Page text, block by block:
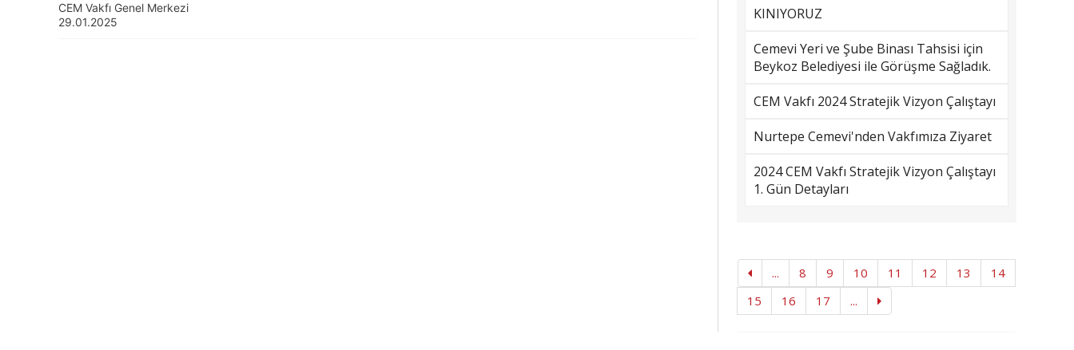
CEM Vakfı Genel Merkezi
29.01.2025
KINIYORUZ
Cemevi Yeri ve Şube Binası Tahsisi için
Beykoz Belediyesi ile Görüşme Sağladık.
CEM Vakfı 2024 Stratejik Vizyon Çalıştayı
Nurtepe Cemevi'nden Vakfımıza Ziyaret
2024 CEM Vakfı Stratejik Vizyon Çalıştayı
1. Gün Detayları
... 8 9 10 11 12 13
14
15
16 17 ...